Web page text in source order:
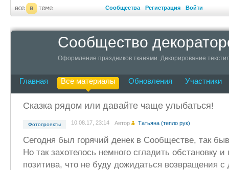
Сообщества Регистрация Войти
Сообщество
Оформление праздников тканями. Декорирование
Главная Все материалы Обновления Участники
Сказка рядом или давайте чаще улыбаться!
Фотопроекты 10.08.17, 23:14 Автор Татьяна (тепло рук)
Сегодня был горячий денек в Сообществе, так
Но так захотелось немного сгладить обстановку
позитива, что не буду дожидаться возвращения